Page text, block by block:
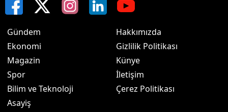
Gündem
Ekonomi
Magazin
Spor
Bilim ve Teknoloji
Asayiş
Hakkımızda
Gizlilik Politikası
Künye
İletişim
Çerez Politikası